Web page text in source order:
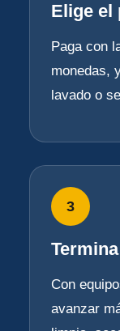
Elige el
Paga con
monedas,
lavado o
3
Con
avanzar